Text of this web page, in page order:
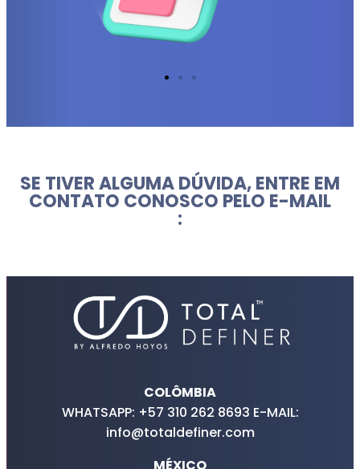
SE TIVER ALGUMA DÚVIDA, ENTRE EM
CONTATO CONOSCO PELO E-MAIL
:
COLÔMBIA
WHATSAPP: +57 310 262 8693 E-MAIL:
info@totaldefiner.com
MÉXICO